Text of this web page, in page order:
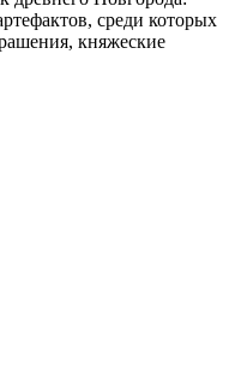
среди которых
княжеские